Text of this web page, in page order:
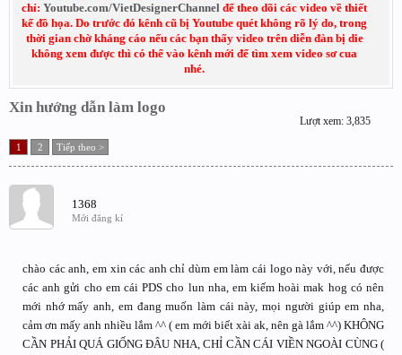
chỉ: Youtube.com/VietDesignerChannel để theo dõi các video về thiết
kế đồ họa. Do trước đó kênh cũ bị Youtube quét không rõ lý do, trong
thời gian chờ kháng cáo nếu các bạn thấy video trên diễn đàn bị die
không xem được thì có thể vào kênh mới để tìm xem video sơ cua
nhé.
Xin hướng dẫn làm logo
Lượt xem: 3,835
1 2 Tiếp theo >
1368
Mới đăng kí
chào các anh, em xin các anh chỉ dùm em làm cái logo này với, nếu được
các anh gửi cho em cái PDS cho lun nha, em kiếm hoài mak hog có nên
mới nhớ mấy anh, em đang muốn làm cái này, mọi người giúp em nha,
cảm ơn mấy anh nhiều lắm ^^ ( em mới biết xài ak, nên gà lắm ^^) KHÔNG
CẦN PHẢI QUÁ GIỐNG ĐÂU NHA, CHỈ CẦN CÁI VIỀN NGOÀI CÙNG (